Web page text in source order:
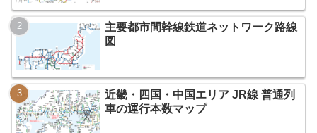
主要都市間幹線鉄道ネットワーク路線
図
近畿・四国・中国エリア JR線 普通列
車の運行本数マップ